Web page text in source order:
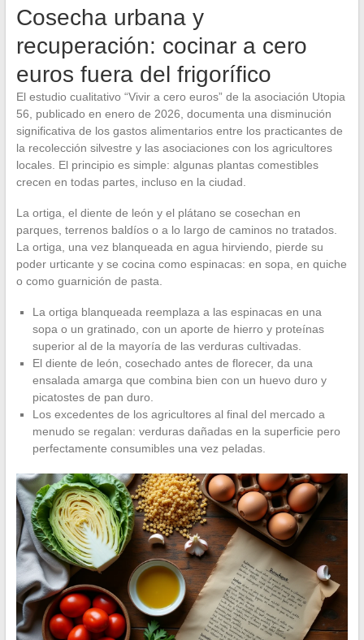
Cosecha urbana y
recuperación: cocinar a cero
euros fuera del frigorífico
El estudio cualitativo “Vivir a cero euros” de la asociación Utopia
56, publicado en enero de 2026, documenta una disminución
significativa de los gastos alimentarios entre los practicantes de
la recolección silvestre y las asociaciones con los agricultores
locales. El principio es simple: algunas plantas comestibles
crecen en todas partes, incluso en la ciudad.
La ortiga, el diente de león y el plátano se cosechan en
parques, terrenos baldíos o a lo largo de caminos no tratados.
La ortiga, una vez blanqueada en agua hirviendo, pierde su
poder urticante y se cocina como espinacas: en sopa, en quiche
o como guarnición de pasta.
La ortiga blanqueada reemplaza a las espinacas en una
sopa o un gratinado, con un aporte de hierro y proteínas
superior al de la mayoría de las verduras cultivadas.
El diente de león, cosechado antes de florecer, da una
ensalada amarga que combina bien con un huevo duro y
picatostes de pan duro.
Los excedentes de los agricultores al final del mercado a
menudo se regalan: verduras dañadas en la superficie pero
perfectamente consumibles una vez peladas.